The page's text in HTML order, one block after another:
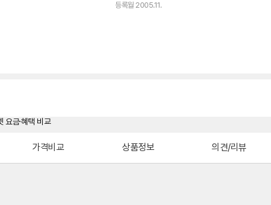
등록월 2005.11.
가격비교 상품정보 의견/리뷰